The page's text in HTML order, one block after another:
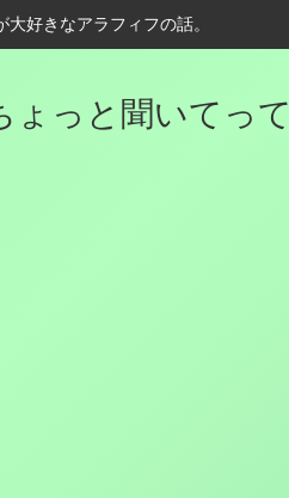
大好きなアラフィフの話。
ょっと聞いてって